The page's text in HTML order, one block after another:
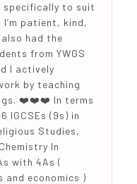
to suit
patient, kind,
also had the
from YWGS
I actively
by teaching
❤️❤️❤️ In terms
IGCSEs (9s) in
Studies,
In
with 4As (
and economics )